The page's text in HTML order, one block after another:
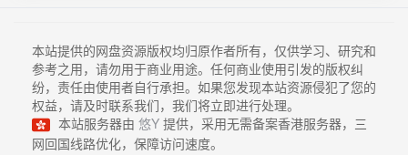
本站提供的网盘资源版权均归原作者所有，仅供学习、研究和
参考之用，请勿用于商业用途。任何商业使用引发的版权纠
纷，责任由使用者自行承担。如果您发现本站资源侵犯了您的
权益，请及时联系我们，我们将立即进行处理。
本站服务器由 悠Y 提供，采用无需备案香港服务器，三
网回国线路优化，保障访问速度。